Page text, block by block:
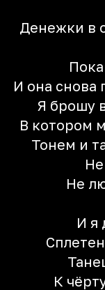
Денежки в
И она снова
Я брошу
В котором
Тонем и
Не
И я
К